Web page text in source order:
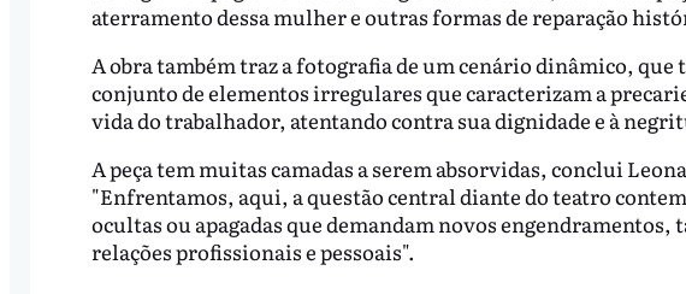
aterramento dessa mulher e outras formas de reparação
A obra também traz a fotografia de um cenário dinâmico,
conjunto de elementos irregulares que caracterizam a
vida do trabalhador, atentando contra sua dignidade e à
A peça tem muitas camadas a serem absorvidas, conclui
"Enfrentamos, aqui, a questão central diante do teatro
ocultas ou apagadas que demandam novos
relações profissionais e pessoais".